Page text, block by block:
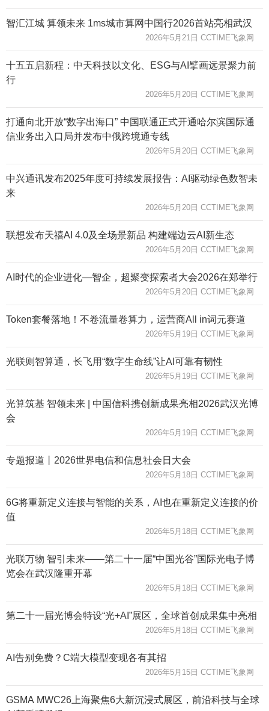
智汇江城 算领未来 1ms城市算网中国行2026首站亮相武汉
2026年5月21日 CCTIME飞象网
十五五启新程：中天科技以文化、ESG与AI擘画远景聚力前
行
2026年5月20日 CCTIME飞象网
打通向北开放“数字出海口” 中国联通正式开通哈尔滨国际通
信业务出入口局并发布中俄跨境通专线
2026年5月20日 CCTIME飞象网
中兴通讯发布2025年度可持续发展报告：AI驱动绿色数智未
来
2026年5月20日 CCTIME飞象网
联想发布天禧AI 4.0及全场景新品 构建端边云AI新生态
2026年5月20日 CCTIME飞象网
AI时代的企业进化—智企，超聚变探索者大会2026在郑举行
2026年5月20日 CCTIME飞象网
Token套餐落地！不卷流量卷算力，运营商All in词元赛道
2026年5月19日 CCTIME飞象网
光联则智算通，长飞用“数字生命线”让AI可靠有韧性
2026年5月19日 CCTIME飞象网
光算筑基 智领未来 | 中国信科携创新成果亮相2026武汉光博
会
2026年5月19日 CCTIME飞象网
专题报道丨2026世界电信和信息社会日大会
2026年5月18日 CCTIME飞象网
6G将重新定义连接与智能的关系，AI也在重新定义连接的价
值
2026年5月18日 CCTIME飞象网
光联万物 智引未来——第二十一届“中国光谷”国际光电子博
览会在武汉隆重开幕
2026年5月18日 CCTIME飞象网
第二十一届光博会特设“光+AI”展区，全球首创成果集中亮相
2026年5月18日 CCTIME飞象网
AI告别免费？C端大模型变现各有其招​
2026年5月15日 CCTIME飞象网
GSMA MWC26上海聚焦6大新沉浸式展区，前沿科技与全球